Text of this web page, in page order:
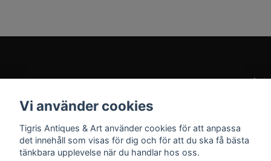
Sociala medier
Vi använder cookies
Tigris Antiques & Art använder cookies för att anpassa
det innehåll som visas för dig och för att du ska få bästa
tänkbara upplevelse när du handlar hos oss.